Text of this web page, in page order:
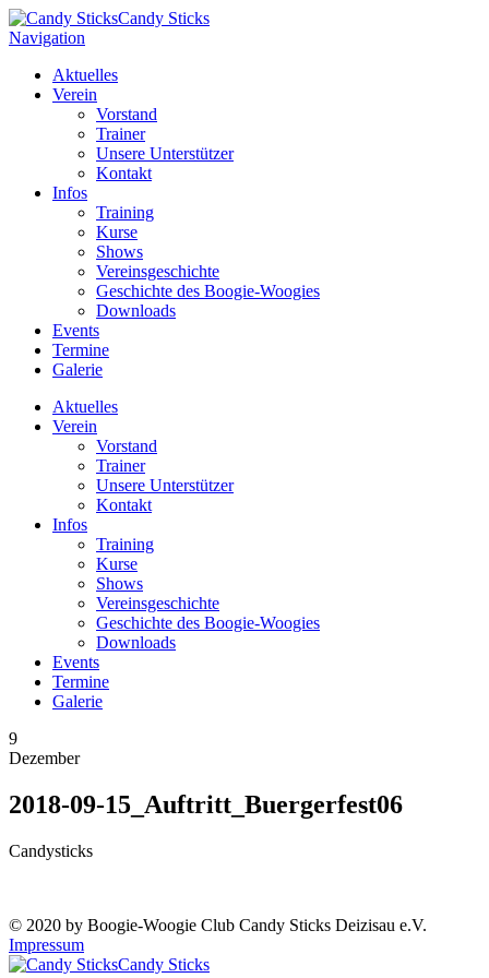
Candy Sticks
Navigation
Aktuelles
Verein
Vorstand
Trainer
Unsere Unterstützer
Kontakt
Infos
Training
Kurse
Shows
Vereinsgeschichte
Geschichte des Boogie-Woogies
Downloads
Events
Termine
Galerie
Aktuelles
Verein
Vorstand
Trainer
Unsere Unterstützer
Kontakt
Infos
Training
Kurse
Shows
Vereinsgeschichte
Geschichte des Boogie-Woogies
Downloads
Events
Termine
Galerie
9
Dezember
2018-09-15_Auftritt_Buergerfest06
Candysticks
© 2020 by Boogie-Woogie Club Candy Sticks Deizisau e.V.
Impressum
Candy Sticks